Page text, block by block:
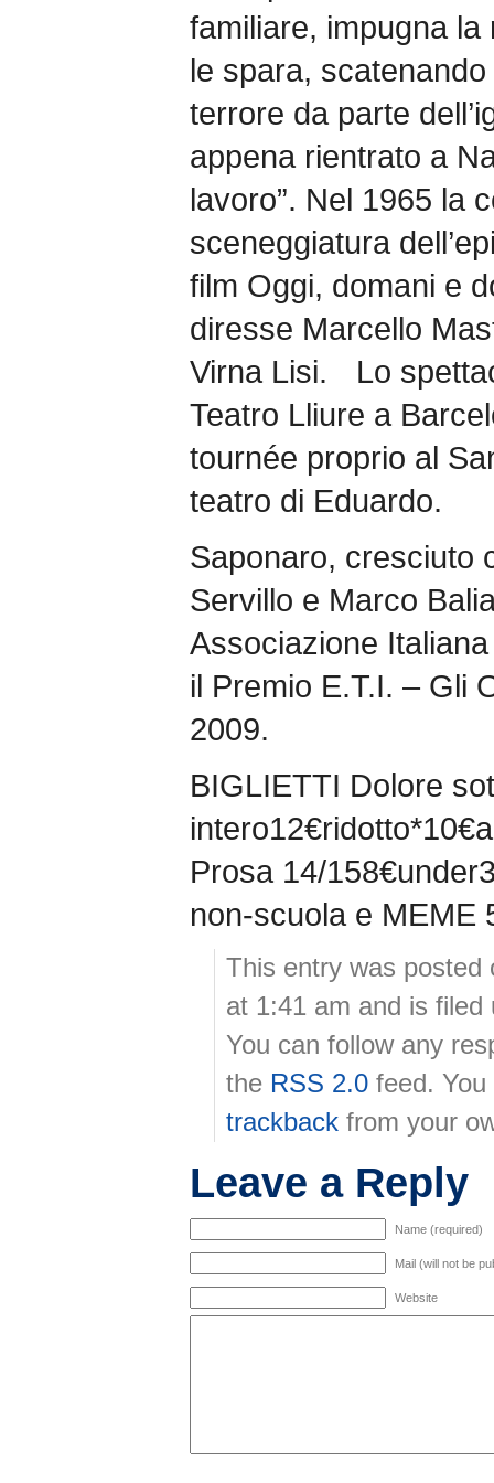
familiare, impugna
le spara,
terrore da parte
appena rientrato a
lavoro”. Nel 1965 la
sceneggiatura
film Oggi, domani e
diresse Marcello
Virna Lisi. Lo
Teatro Lliure a
tournée proprio al
teatro di Eduardo.
Saponaro, cresciuto
Servillo e Marco
Associazione
il Premio E.T.I. – Gli
2009.
BIGLIETTI Dolore
Prosa 14/
non-scuola e MEME
This entry was posted
at 1:41 am and is
You can follow any
the RSS 2.0 feed.
trackback from your
Leave a Reply
Name (required)
Mail (will not be
Website